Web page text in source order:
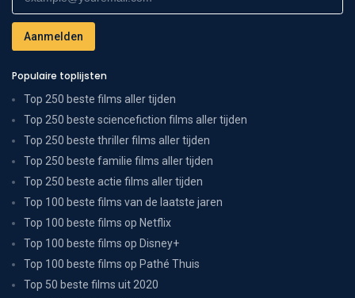
Populaire toplijsten
Top 250 beste films aller tijden
Top 250 beste sciencefiction films aller tijden
Top 250 beste thriller films aller tijden
Top 250 beste familie films aller tijden
Top 250 beste actie films aller tijden
Top 100 beste films van de laatste jaren
Top 100 beste films op Netflix
Top 100 beste films op Disney+
Top 100 beste films op Pathé Thuis
Top 50 beste films uit 2020